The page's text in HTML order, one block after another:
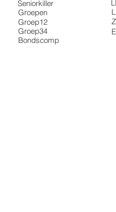
Seniorkiller
Groepen
Groep12
Groep34
Bondscomp